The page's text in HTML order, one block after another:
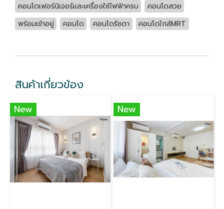
คอนโดเฟอร์นิเจอร์และเครื่องใช้ไฟฟ้าครบ
คอนโดสวย
พร้อมเข้าอยู่
คอนโด คอนโดรัชดา คอนโดใกล้MRT
สินค้าเกี่ยวข้อง
New New